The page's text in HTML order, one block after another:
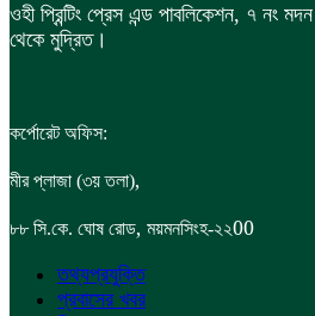
ওহী প্রিন্টিং প্রেস এন্ড পাবলিকেশন, ৭ নং
থেকে মুদ্রিত।
কর্পোরেট অফিস:
মীর প্লাজা (৩য় তলা),
৮৮ সি.কে. ঘোষ রোড, ময়মনসিংহ-২২00
তথ্যপ্রযুক্তি
প্রবাসের খবর